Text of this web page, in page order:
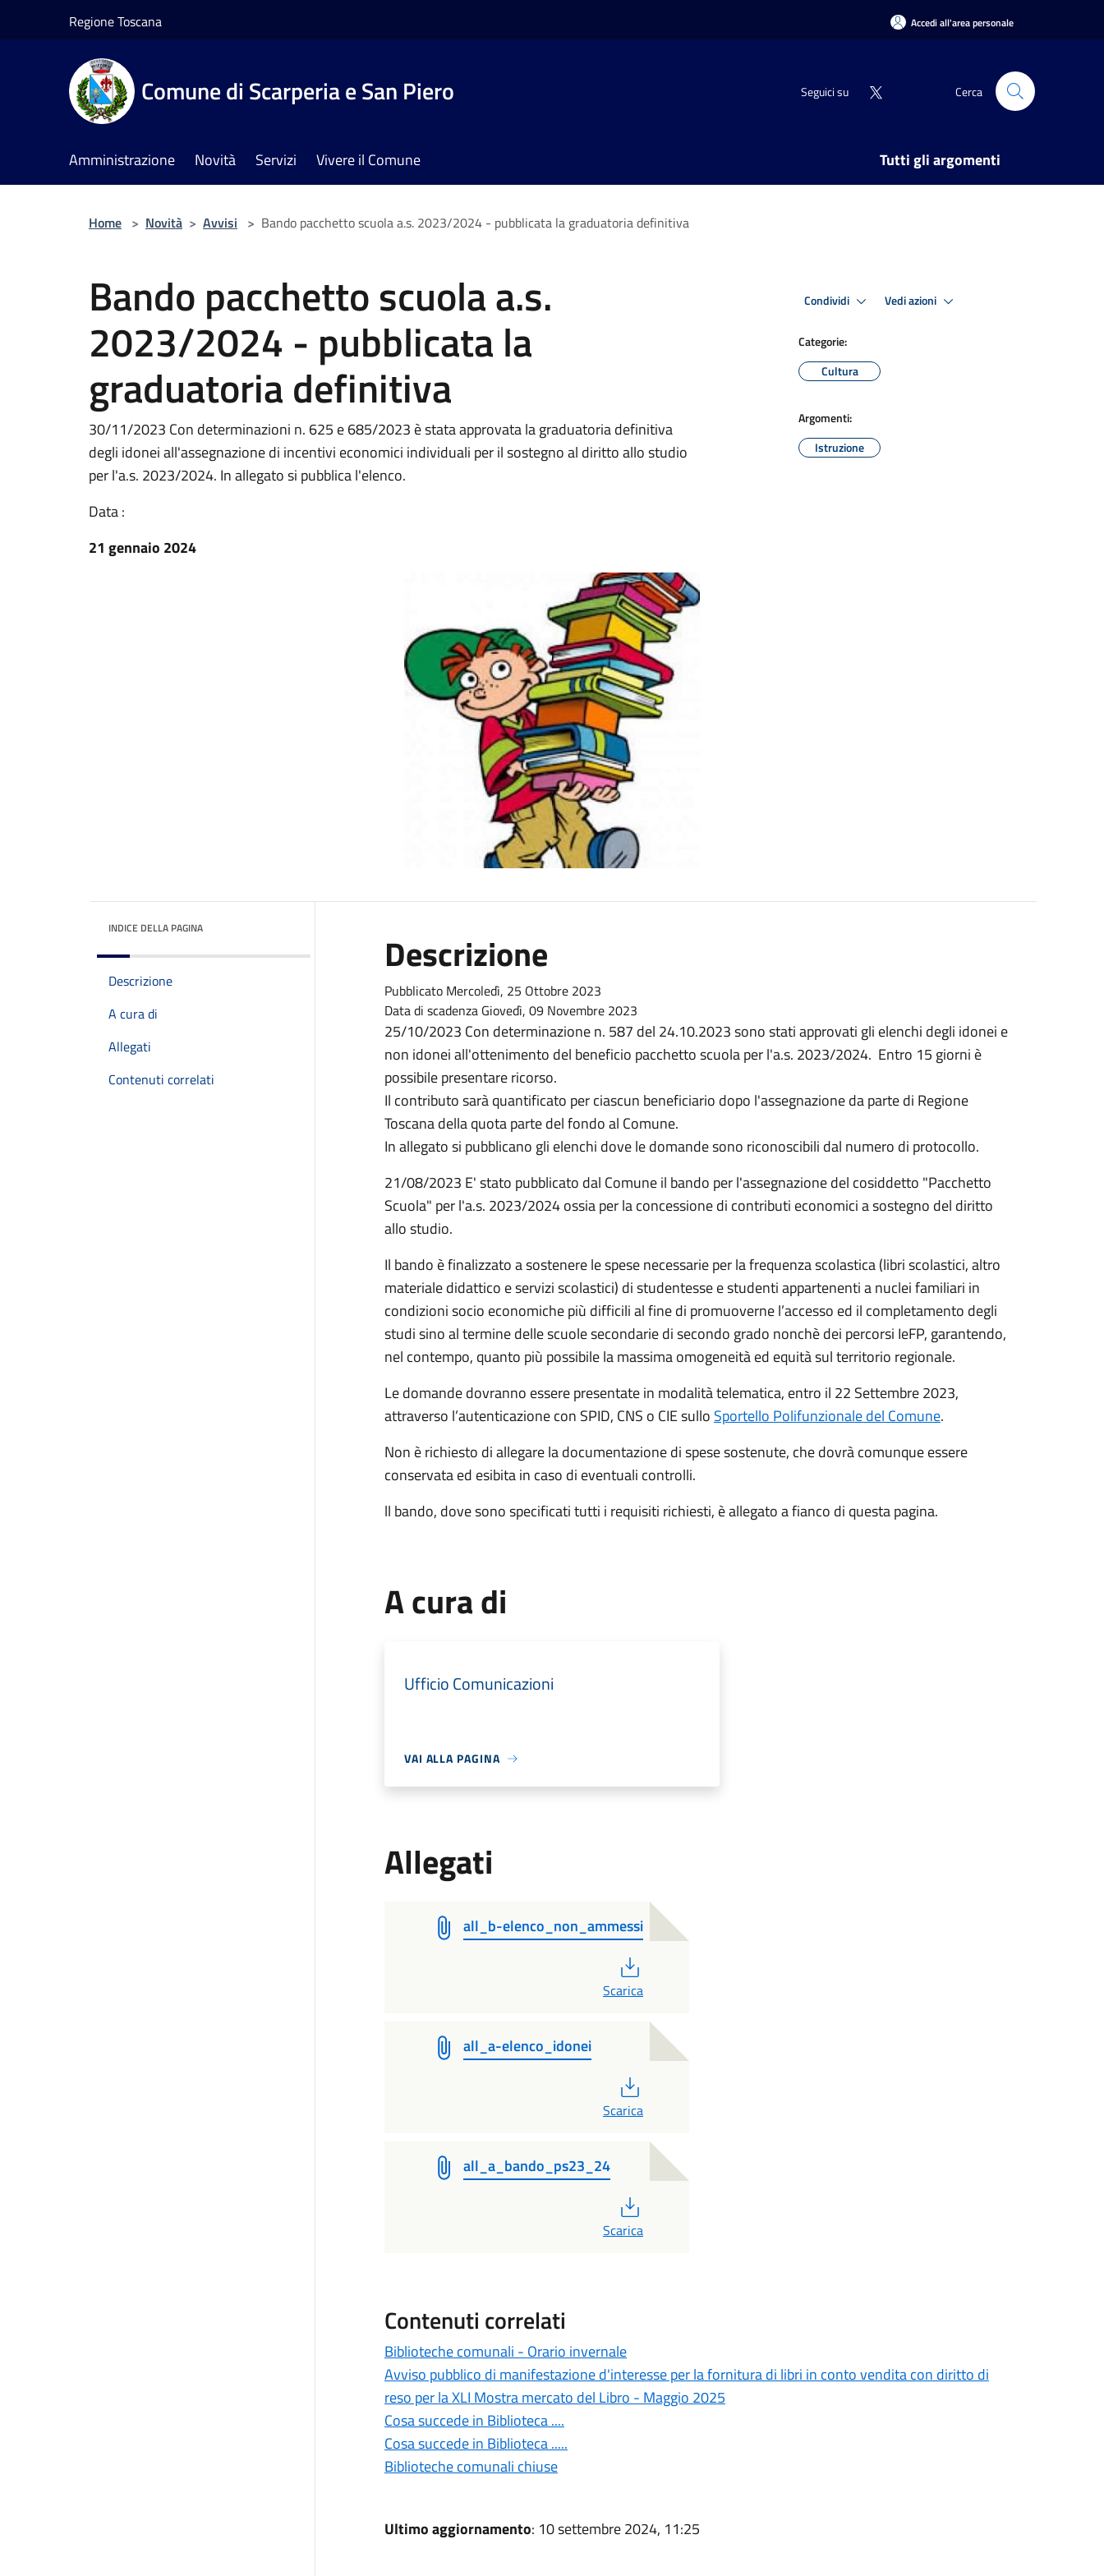
Regione Toscana Accedi all'area personale
Comune di Scarperia e San Piero Seguici su Cerca
Amministrazione Novità Servizi Vivere il Comune Tutti gli argomenti
Home > Novità > Avvisi > Bando pacchetto scuola a.s. 2023/2024 - pubblicata la graduatoria definitiva
Bando pacchetto scuola a.s.
2023/2024 - pubblicata la
graduatoria definitiva
30/11/2023 Con determinazioni n. 625 e 685/2023 è stata approvata la graduatoria definitiva
degli idonei all'assegnazione di incentivi economici individuali per il sostegno al diritto allo studio
per l'a.s. 2023/2024. In allegato si pubblica l'elenco.
Data :
21 gennaio 2024
Condividi Vedi azioni
Categorie:
Cultura
Argomenti:
Istruzione
INDICE DELLA PAGINA
Descrizione
A cura di
Allegati
Contenuti correlati
Descrizione
Pubblicato Mercoledì, 25 Ottobre 2023
Data di scadenza Giovedì, 09 Novembre 2023
25/10/2023 Con determinazione n. 587 del 24.10.2023 sono stati approvati gli elenchi degli idonei e
non idonei all'ottenimento del beneficio pacchetto scuola per l'a.s. 2023/2024. Entro 15 giorni è
possibile presentare ricorso.
Il contributo sarà quantificato per ciascun beneficiario dopo l'assegnazione da parte di Regione
Toscana della quota parte del fondo al Comune.
In allegato si pubblicano gli elenchi dove le domande sono riconoscibili dal numero di protocollo.
21/08/2023 E' stato pubblicato dal Comune il bando per l'assegnazione del cosiddetto "Pacchetto
Scuola" per l'a.s. 2023/2024 ossia per la concessione di contributi economici a sostegno del diritto
allo studio.
Il bando è finalizzato a sostenere le spese necessarie per la frequenza scolastica (libri scolastici, altro
materiale didattico e servizi scolastici) di studentesse e studenti appartenenti a nuclei familiari in
condizioni socio economiche più difficili al fine di promuoverne l’accesso ed il completamento degli
studi sino al termine delle scuole secondarie di secondo grado nonchè dei percorsi IeFP, garantendo,
nel contempo, quanto più possibile la massima omogeneità ed equità sul territorio regionale.
Le domande dovranno essere presentate in modalità telematica, entro il 22 Settembre 2023,
attraverso l’autenticazione con SPID, CNS o CIE sullo Sportello Polifunzionale del Comune.
Non è richiesto di allegare la documentazione di spese sostenute, che dovrà comunque essere
conservata ed esibita in caso di eventuali controlli.
ll bando, dove sono specificati tutti i requisiti richiesti, è allegato a fianco di questa pagina.
A cura di
Ufficio Comunicazioni
VAI ALLA PAGINA
Allegati
all_b-elenco_non_ammessi
Scarica
all_a-elenco_idonei
Scarica
all_a_bando_ps23_24
Scarica
Contenuti correlati
Biblioteche comunali - Orario invernale
Avviso pubblico di manifestazione d'interesse per la fornitura di libri in conto vendita con diritto di
reso per la XLI Mostra mercato del Libro - Maggio 2025
Cosa succede in Biblioteca ....
Cosa succede in Biblioteca .....
Biblioteche comunali chiuse
Ultimo aggiornamento: 10 settembre 2024, 11:25